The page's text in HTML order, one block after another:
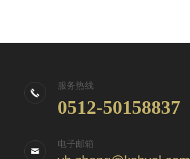
服务热线
0512-50158837
电子邮箱